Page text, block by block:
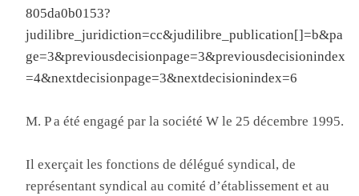
805da0b0153?
judilibre_juridiction=cc&judilibre_publication[]=b&pa
ge=3&previousdecisionpage=3&previousdecisionindex
=4&nextdecisionpage=3&nextdecisionindex=6
M. P a été engagé par la société W le 25 décembre 1995.
Il exerçait les fonctions de délégué syndical, de
représentant syndical au comité d’établissement et au